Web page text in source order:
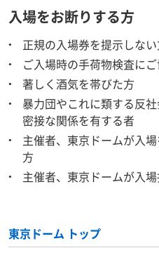
入場をお断りする方
正規の入場券を提示しな
ご入場時の手荷物検査に
著しく酒気を帯びた方
暴力団やこれに類する反
密接な関係を有する者
主催者、東京ドームが入
方
主催者、東京ドームが入
東京ドーム トップ